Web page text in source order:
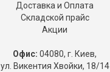
Доставка и Оплата
Складской прайс
Акции
Офис: 04080, г. Киев,
ул. Викентия Хвойки, 18/14